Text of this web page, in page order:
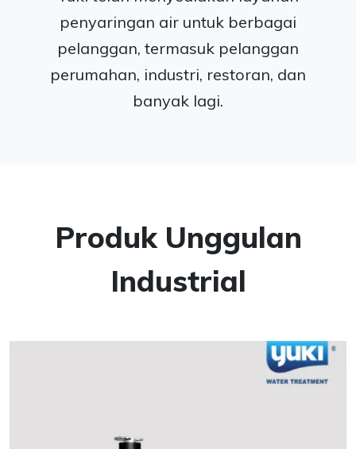
penyaringan air untuk berbagai
pelanggan, termasuk pelanggan
perumahan, industri, restoran, dan
banyak lagi.
Produk Unggulan
Industrial